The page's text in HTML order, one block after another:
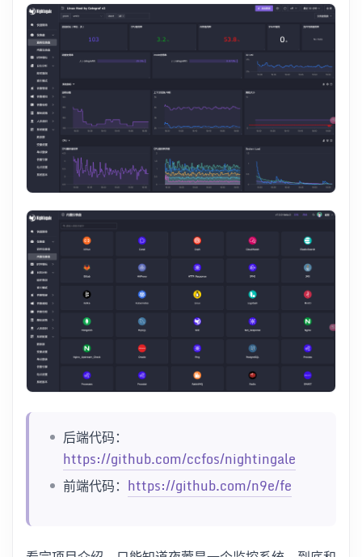
后端代码：
https://github.com/ccfos/nightingale
前端代码： https://github.com/n9e/fe